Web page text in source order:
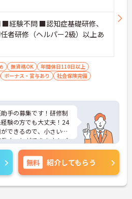
経験不問 ■認知症基礎研修、
者研修（ヘルパー2級）以上あ
無資格OK
年間休日110日以上
ボーナス・賞与あり
社会保険完備
手の募集です！研修制
験の方でも大丈夫！24
できるので、小さいお
くことができます！ご
トをお伝えしますの
。
無料 紹介してもらう